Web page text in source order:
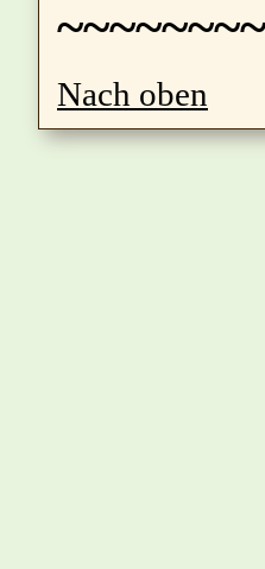
Nach oben